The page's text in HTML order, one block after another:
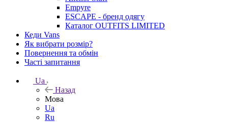
Empyre
ESCAPE - бренд одягу
Каталог OUTFITS LIMITED
Кеди Vans
Як вибрати розмір?
Повернення та обмін
Часті запитання
Ua
Назад
Мова
Ua
Ru